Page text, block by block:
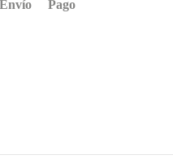
Envío Pago